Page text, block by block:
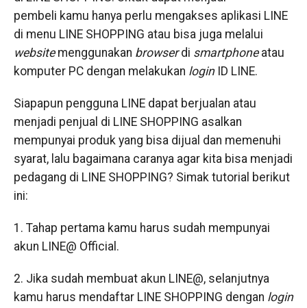
pembeli kamu hanya perlu mengakses aplikasi LINE
di menu LINE SHOPPING atau bisa juga melalui
websitemenggunakan browserdi smartphoneatau
komputer PC dengan melakukan loginID LINE.
Siapapun pengguna LINE dapat berjualan atau
menjadi penjual di LINE SHOPPING asalkan
mempunyai produk yang bisa dijual dan memenuhi
syarat, lalu bagaimana caranya agar kita bisa menjadi
pedagang di LINE SHOPPING? Simak tutorial berikut
ini:
1. Tahap pertama kamu harus sudah mempunyai
akun LINE@ Official.
2. Jika sudah membuat akun LINE@, selanjutnya
kamu harus mendaftar LINE SHOPPING dengan login